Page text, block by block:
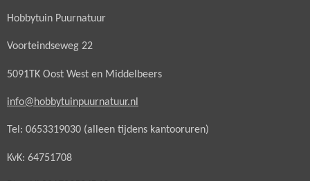
Hobbytuin Puurnatuur
Voorteindseweg 22
5091TK Oost West en Middelbeers
info@hobbytuinpuurnatuur.nl
Tel: 0653319030 (alleen tijdens kantooruren)
KvK: 64751708